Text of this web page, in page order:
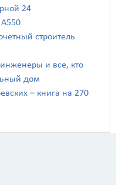
24
строитель
и все, кто
дом
– книга на 270